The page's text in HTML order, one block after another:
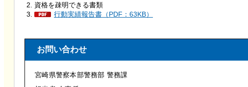
資格を疎明できる書類
行動実績報告書（PDF：63KB）
お問い合わせ
宮崎県警察本部警務部 警務課